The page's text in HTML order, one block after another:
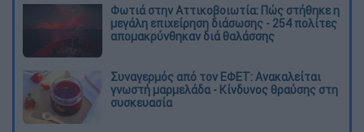
Φωτιά στην Αττικοβοιωτία: Πώς στήθηκε η
μεγάλη επιχείρηση διάσωσης - 254 πολίτες
απομακρύνθηκαν διά θαλάσσης
Συναγερμός από τον ΕΦΕΤ: Ανακαλείται
γνωστή μαρμελάδα - Κίνδυνος θραύσης στη
συσκευασία